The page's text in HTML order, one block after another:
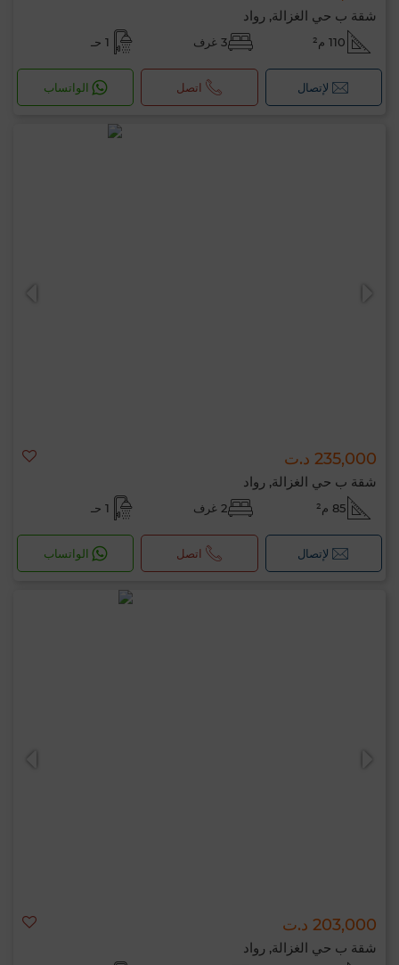
شقة ب حي الغزالة, رواد
110 م² 3 غرف 1 حـ
لإتصال اتصل الواتساب
235,000 د.ت
شقة ب حي الغزالة, رواد
85 م² 2 غرف 1 حـ
لإتصال اتصل الواتساب
203,000 د.ت
شقة ب حي الغزالة, رواد